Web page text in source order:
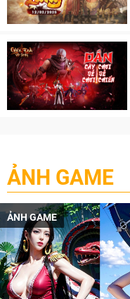
ẢNH GAME
ẢNH GAME